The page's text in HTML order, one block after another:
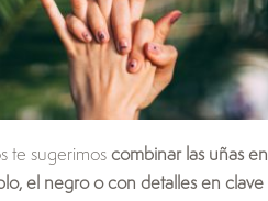
te sugerimos combinar las uñas en
el negro o con detalles en clave